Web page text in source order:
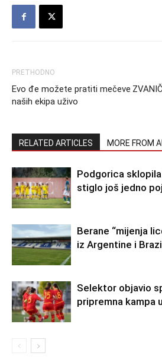
PRETHODNO
Evo đe možete pratiti mečeve
naših ekipa uživo
RELATED ARTICLES MORE FROM
Podgorica
stiglo još jedno
Berane “mijenja
iz Argentine i
Selektor objavio
pripremna kampa